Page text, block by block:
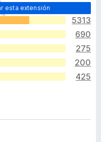
esta extensión
5313
690
275
200
425